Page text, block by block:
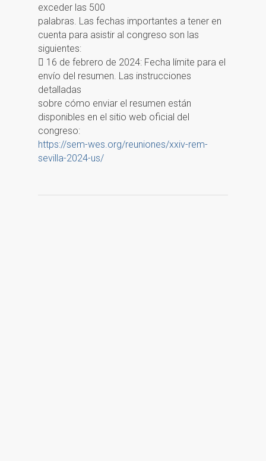
exceder las 500
palabras. Las fechas importantes a tener en
cuenta para asistir al congreso son las
siguientes:
 16 de febrero de 2024: Fecha límite para el
envío del resumen. Las instrucciones
detalladas
sobre cómo enviar el resumen están
disponibles en el sitio web oficial del
congreso:
https://sem-wes.org/reuniones/xxiv-rem-
sevilla-2024-us/